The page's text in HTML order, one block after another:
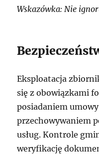
Wskazówka: Nie
Eksploatacja
się z obowiązkami
posiadaniem
przechowywaniem
usług. Kontrole
weryfikację